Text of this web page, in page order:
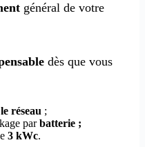
général de votre
dès que vous
réseau ;
parbatterie ;
3 kWc.